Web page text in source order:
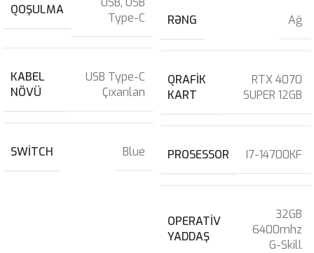
QOŞULMA
Type-C
KABEL
NÖVÜ
USB Type-C
Çıxarılan
SWITCH Blue
RƏNG Ağ
QRAFIK
KART
RTX 4070
SUPER 12GB
PROSESSOR I7-14700KF
OPERATIV
YADDAŞ
32GB
6400mhz
G-Skill